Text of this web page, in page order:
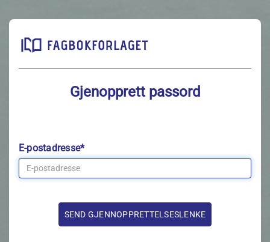
Gjenopprett passord
E-postadresse*